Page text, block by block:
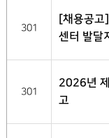
301
[채용공
센터 발달
301
2026년
고